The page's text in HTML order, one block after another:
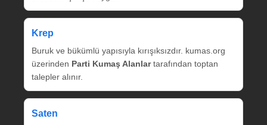
Krep
Buruk ve bükümlü yapısıyla kırışıksızdır. kumas.org
üzerinden Parti Kumaş Alanlartarafından toptan
talepler alınır.
Saten